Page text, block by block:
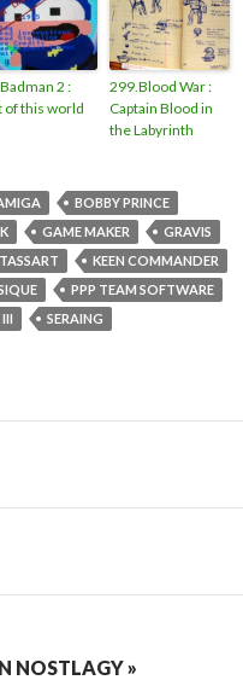
2 :
of this world
299.Blood War :
Captain Blood in
the Labyrinth
BOBBY PRINCE
GAME MAKER
GRAVIS
KEEN COMMANDER
PPP TEAM SOFTWARE
SERAING
NOSTLAGY »